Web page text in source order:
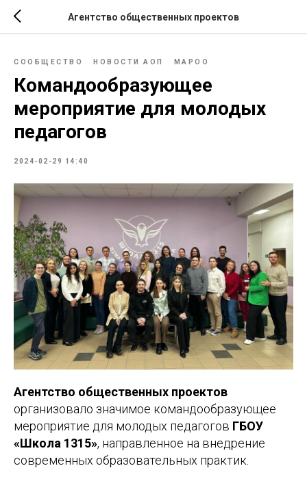
Агентство общественных проектов
СООБЩЕСТВО НОВОСТИ АОП МАРОО
Командообразующее
мероприятие для молодых
педагогов
2024-02-29 14:40
Агентство общественных проектов
организовало значимое командообразующее
мероприятие для молодых педагогов ГБОУ
«Школа 1315», направленное на внедрение
современных образовательных практик.